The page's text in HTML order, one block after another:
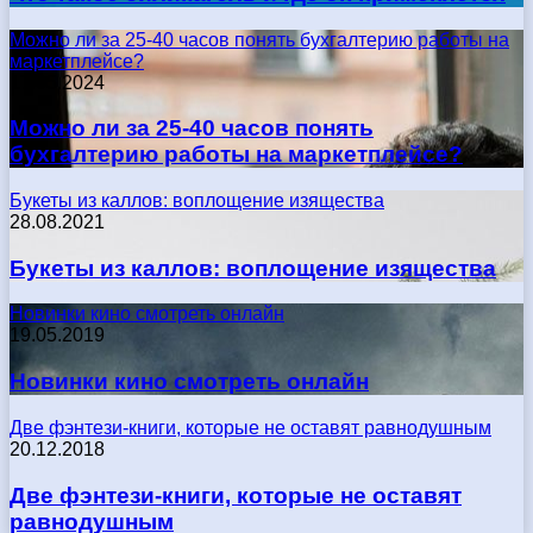
Можно ли за 25-40 часов понять бухгалтерию работы на
маркетплейсе?
17.05.2024
Можно ли за 25-40 часов понять
бухгалтерию работы на маркетплейсе?
Букеты из каллов: воплощение изящества
28.08.2021
Букеты из каллов: воплощение изящества
Новинки кино смотреть онлайн
19.05.2019
Новинки кино смотреть онлайн
Две фэнтези-книги, которые не оставят равнодушным
20.12.2018
Две фэнтези-книги, которые не оставят
равнодушным